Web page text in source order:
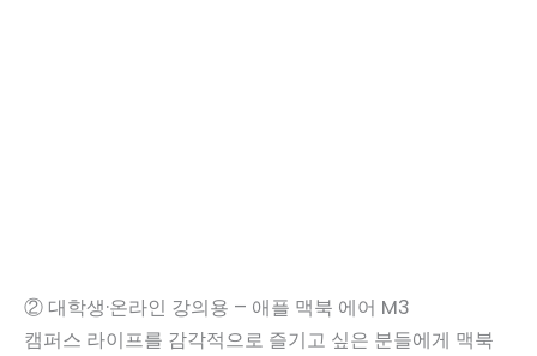
② 대학생·온라인 강의용 – 애플 맥북 에어 M3
캠퍼스 라이프를 감각적으로 즐기고 싶은 분들에게 맥북